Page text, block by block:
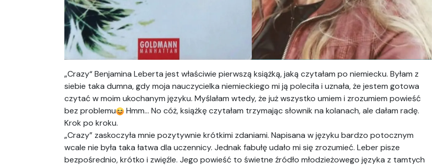
„Crazy“ Benjamina Leberta jest właściwie pierwszą książką, jaką czytałam po niemiecku. Byłam z
siebie taka dumna, gdy moja nauczycielka niemieckiego mi ją poleciła i uznała, że jestem gotowa
czytać w moim ukochanym języku. Myślałam wtedy, że już wszystko umiem i zrozumiem powieść
bez problemu
Hmm… No cóż, książkę czytałam trzymając słownik na kolanach, ale dałam radę.
Krok po kroku.
„Crazy” zaskoczyła mnie pozytywnie krótkimi zdaniami. Napisana w języku bardzo potocznym
wcale nie była taka łatwa dla uczennicy. Jednak fabułę udało mi się zrozumieć. Leber pisze
bezpośrednio, krótko i zwięźle. Jego powieść to świetne źródło młodzieżowego języka z tamtych